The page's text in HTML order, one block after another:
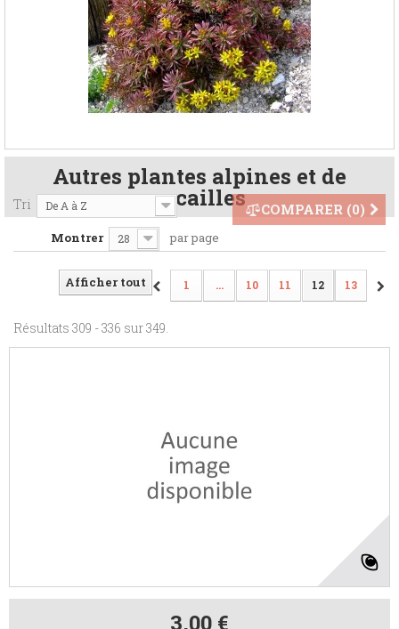
Autres plantes alpines et de
rocailles
Tri De A à Z COMPARER (0)
Montrer 28 par page
Afficher tout 1 ... 10 11 12 13
Résultats 309 - 336 sur 349.
3,00 €